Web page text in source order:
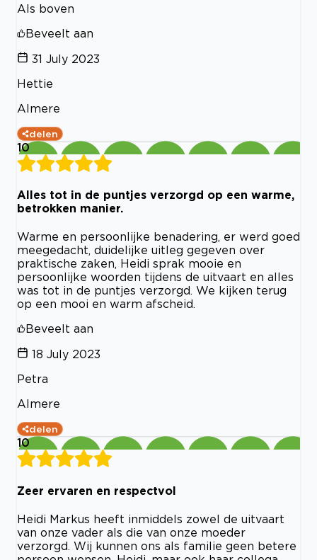
Als boven
Beveelt aan
31 July 2023
Hettie
Almere
delen
10
Alles tot in de puntjes verzorgd op een warme,
betrokken manier.
Warme en persoonlijke benadering, er werd goed
meegedacht, duidelijke uitleg gegeven over
praktische zaken, Heidi sprak mooie en
persoonlijke woorden tijdens de uitvaart en alles
was tot in de puntjes verzorgd. We kijken terug
op een mooi en warm afscheid.
Beveelt aan
18 July 2023
Petra
Almere
delen
10
Zeer ervaren en respectvol
Heidi Markus heeft inmiddels zowel de uitvaart
van onze vader als die van onze moeder
verzorgd. Wij kunnen ons als familie geen betere